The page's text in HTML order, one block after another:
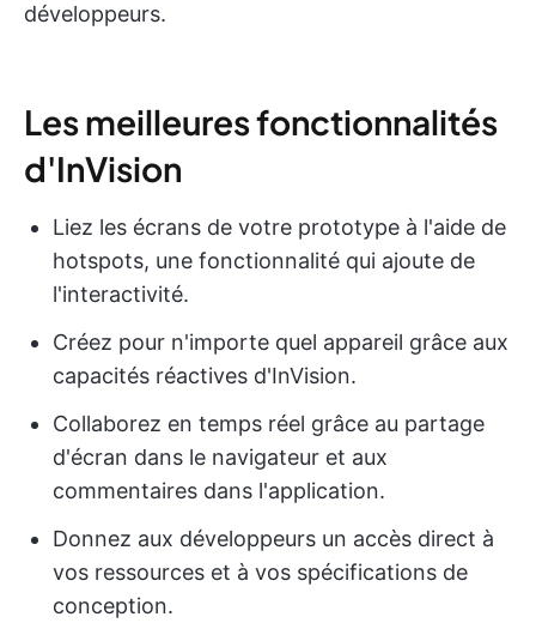
développeurs.
Les meilleures fonctionnalités
d'InVision
Liez les écrans de votre prototype à l'aide de
hotspots, une fonctionnalité qui ajoute de
l'interactivité.
Créez pour n'importe quel appareil grâce aux
capacités réactives d'InVision.
Collaborez en temps réel grâce au partage
d'écran dans le navigateur et aux
commentaires dans l'application.
Donnez aux développeurs un accès direct à
vos ressources et à vos spécifications de
conception.